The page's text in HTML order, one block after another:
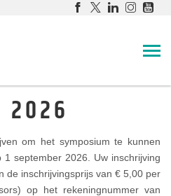
2026
om het symposium te kunnen
september 2026. Uw inschrijving
de inschrijvingsprijs van € 5,00 per
op het rekeningnummer van